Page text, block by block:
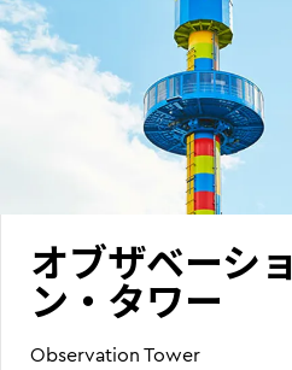
オブザベーショ
ン・タワー
Observation Tower